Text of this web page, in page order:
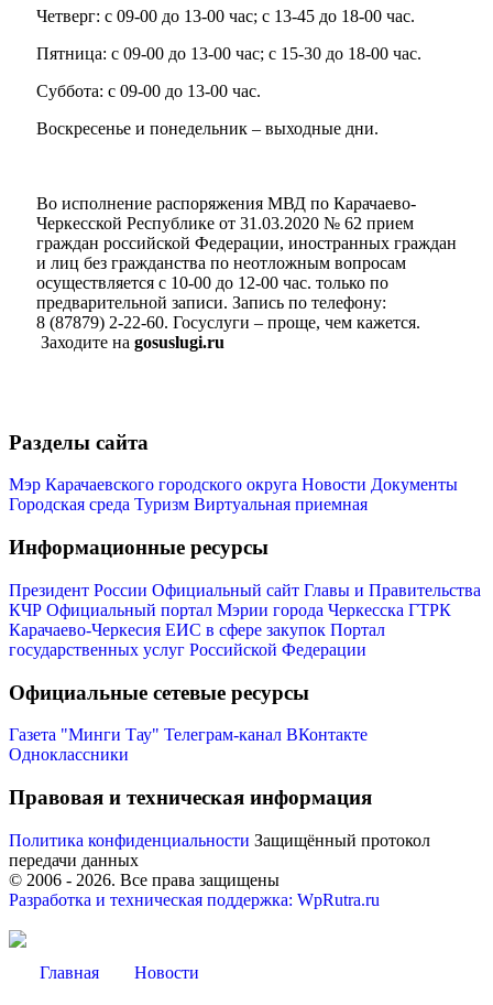
Четверг: с 09-00 до 13-00 час; с 13-45 до 18-00 час.
Пятница: с 09-00 до 13-00 час; с 15-30 до 18-00 час.
Суббота: с 09-00 до 13-00 час.
Воскресенье и понедельник – выходные дни.
Во исполнение распоряжения МВД по Карачаево-
Черкесской Республике от 31.03.2020 № 62 прием
граждан российской Федерации, иностранных граждан
и лиц без гражданства по неотложным вопросам
осуществляется с 10-00 до 12-00 час. только по
предварительной записи. Запись по телефону:
8 (87879) 2-22-60. Госуслуги – проще, чем кажется.
Заходите на gosuslugi.ru
Разделы сайта
Мэр Карачаевского городского округа Новости Документы
Городская среда Туризм Виртуальная приемная
Информационные ресурсы
Президент России Официальный сайт Главы и Правительства
КЧР Официальный портал Мэрии города Черкесска ГТРК
Карачаево-Черкесия ЕИС в сфере закупок Портал
государственных услуг Российской Федерации
Официальные сетевые ресурсы
Газета "Минги Тау" Телеграм-канал ВКонтакте
Одноклассники
Правовая и техническая информация
Политика конфиденциальности Защищённый протокол
передачи данных
© 2006 - 2026. Все права защищены
Разработка и техническая поддержка: WpRutra.ru
Главная Новости
Администрация
Туризм